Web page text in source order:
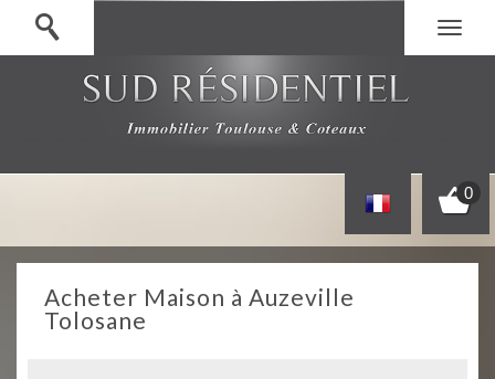
0
Acheter Maison à Auzeville
Tolosane